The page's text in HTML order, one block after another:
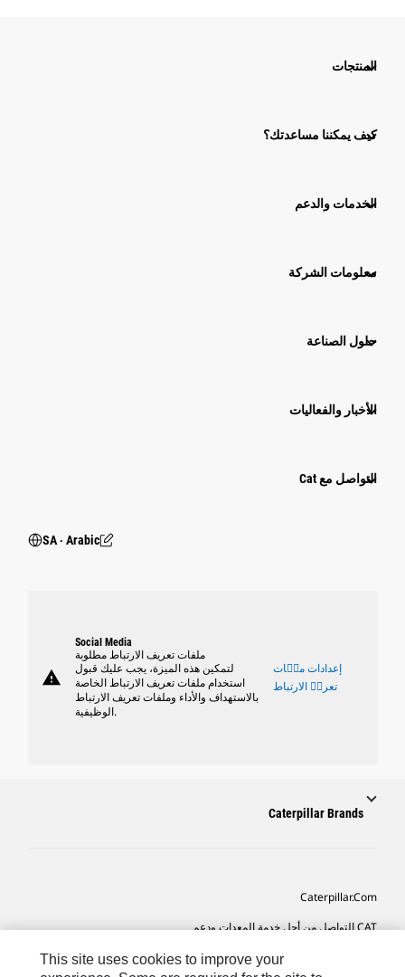
المنتجات
كيف يمكننا مساعدتك؟
الخدمات والدعم
معلومات الشركة
حلول الصناعة
الأخبار والفعاليات
التواصل مع Cat
SA ‧ Arabic
warning
Social Media
ملفات تعريف الارتباط مطلوبة
لتمكين هذه الميزة، يجب عليك قبول
استخدام ملفات تعريف الارتباط الخاصة
بالاستهداف والأداء وملفات تعريف الارتباط
الوظيفية.
إعدادات ملٝات
تعريٝ الارتباط
Caterpillar Brands
Caterpillar.com
CAT التواصل من أجل خدمة المعدات ودعم
تفضيلات التسويق الخاصة بيThis site uses cookies to improve your